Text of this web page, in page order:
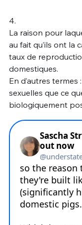
4.
La raison pour
au fait qu’ils ont la
taux de
domestiques.
En d’autres
sexuelles que ce
biologiquement